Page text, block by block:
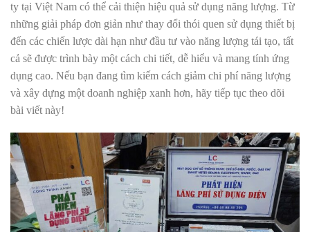
ty tại Việt Nam có thể cải thiện hiệu quả sử dụng năng lượng. Từ
những giải pháp đơn giản như thay đổi thói quen sử dụng thiết bị
đến các chiến lược dài hạn như đầu tư vào năng lượng tái tạo, tất
cả sẽ được trình bày một cách chi tiết, dễ hiểu và mang tính ứng
dụng cao. Nếu bạn đang tìm kiếm cách giảm chi phí năng lượng
và xây dựng một doanh nghiệp xanh hơn, hãy tiếp tục theo dõi
bài viết này!